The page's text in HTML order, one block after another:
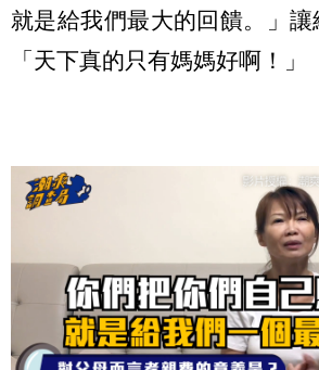
就是給我們最大的回饋。」讓
「天下真的只有媽媽好啊！」